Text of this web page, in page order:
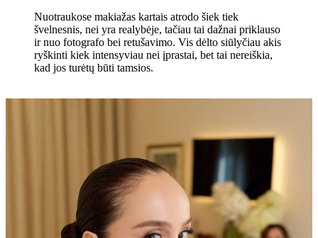
Nuotraukose makiažas kartais atrodo šiek tiek
švelnesnis, nei yra realybėje, tačiau tai dažnai priklauso
ir nuo fotografo bei retušavimo. Vis dėlto siūlyčiau akis
ryškinti kiek intensyviau nei įprastai, bet tai nereiškia,
kad jos turėtų būti tamsios.